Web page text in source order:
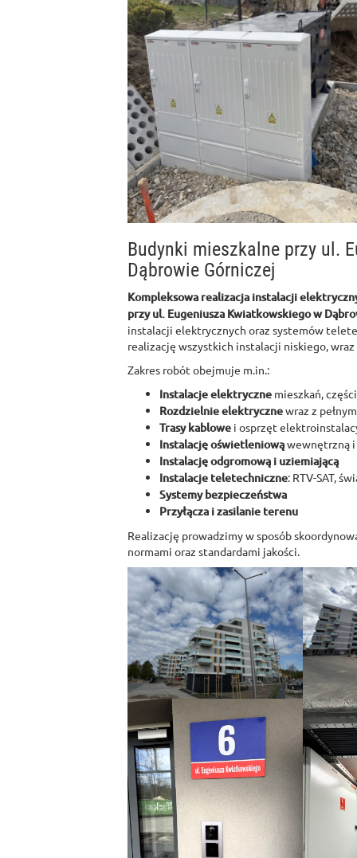
Budynki mieszkalne przy ul.
Dąbrowie Górniczej
Kompleksowa realizacja instalacji
przy ul. Eugeniusza Kwiatkowskiego w
instalacji elektrycznych oraz systemów
realizację wszystkich instalacji niskiego,
Zakres robót obejmuje m.in.:
Instalacje elektryczne mieszkań,
Rozdzielnie elektrycznewraz z
Trasy kablowe i osprzęt
Instalację oświetleniowąwewnętrzną
Instalację odgromową i uziemiającą
Instalacje teletechniczne: RTV-SAT,
Systemy bezpieczeństwa
Przyłącza i zasilanie terenu
Realizację prowadzimy w sposób
normami oraz standardami jakości.